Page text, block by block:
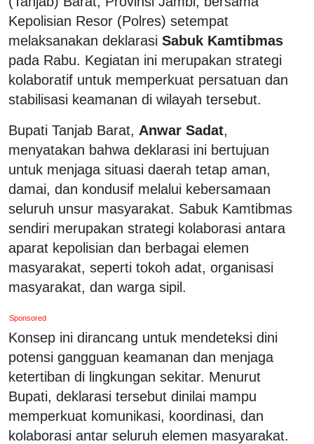
Kepolisian Resor (Polres) setempat
melaksanakan deklarasi Sabuk Kamtibmas
pada Rabu. Kegiatan ini merupakan strategi
kolaboratif untuk memperkuat persatuan dan
stabilisasi keamanan di wilayah tersebut.
Bupati Tanjab Barat, Anwar Sadat,
menyatakan bahwa deklarasi ini bertujuan
untuk menjaga situasi daerah tetap aman,
damai, dan kondusif melalui kebersamaan
seluruh unsur masyarakat. Sabuk Kamtibmas
sendiri merupakan strategi kolaborasi antara
aparat kepolisian dan berbagai elemen
masyarakat, seperti tokoh adat, organisasi
masyarakat, dan warga sipil.
Sponsored
Konsep ini dirancang untuk mendeteksi dini
potensi gangguan keamanan dan menjaga
ketertiban di lingkungan sekitar. Menurut
Bupati, deklarasi tersebut dinilai mampu
memperkuat komunikasi, koordinasi, dan
kolaborasi antar seluruh elemen masyarakat.